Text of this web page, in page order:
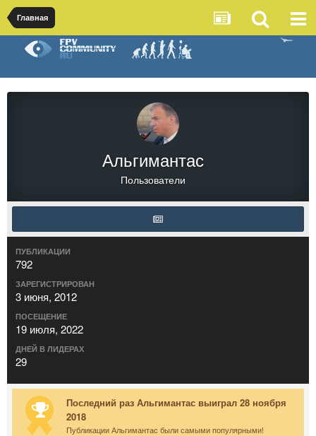
Главная
Альгимантас
Пользователи
ПУБЛИКАЦИИ
792
ЗАРЕГИСТРИРОВАН
3 июня, 2012
ПОСЕЩЕНИЕ
19 июля, 2022
ДНЕЙ В ЛИДЕРАХ
29
Последний раз Альгимантас выиграл 28 ноября
2018
Публикации Альгимантас были самыми популярными!